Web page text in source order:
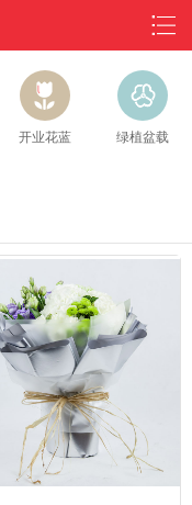
开业花蓝 绿植盆载